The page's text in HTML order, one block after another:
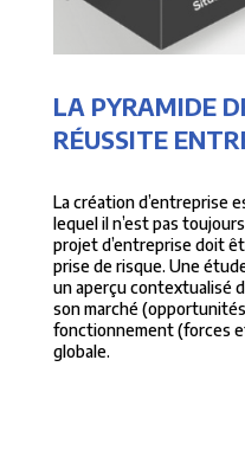
LA PYRAMIDE
RÉUSSITE
La création d’entreprise
lequel il n’est pas
projet d’entreprise doit
prise de risque. Une
un aperçu contextualisé
son marché
fonctionnement (forces
globale.